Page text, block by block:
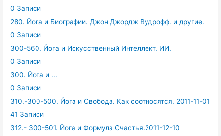
0 Записи
280. Йога и Биографии. Джон Джордж Вудрофф. и другие.
0 Записи
300-560. Йога и Искусственный Интеллект. ИИ.
0 Записи
300. Йога и ...
0 Записи
310.-300-500. Йога и Свобода. Как соотносятся. 2011-11-01
41 Записи
312.- 300-501. Йога и Формула Счастья.2011-12-10